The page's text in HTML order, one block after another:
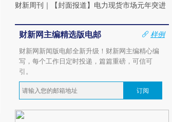
财新周刊 ｜ 【封面报道】电力现货市场元年突进
财新网主编精选版电邮
样例
财新网新闻版电邮全新升级！财新网主编精心编
写，每个工作日定时投递，篇篇重磅，可信可
引。
订阅